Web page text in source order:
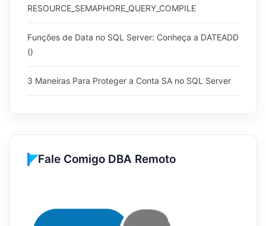
RESOURCE_SEMAPHORE_QUERY_COMPILE
Funções de Data no SQL Server: Conheça a DATEADD
()
3 Maneiras Para Proteger a Conta SA no SQL Server
Fale Comigo DBA Remoto